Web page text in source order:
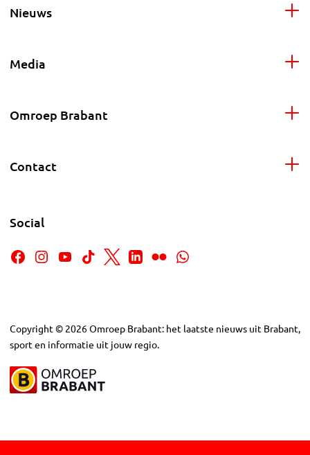
Nieuws
Media
Omroep Brabant
Contact
Social
Copyright © 2026Omroep Brabant: het laatste nieuws uit Brabant,
sport en informatie uit jouw regio.